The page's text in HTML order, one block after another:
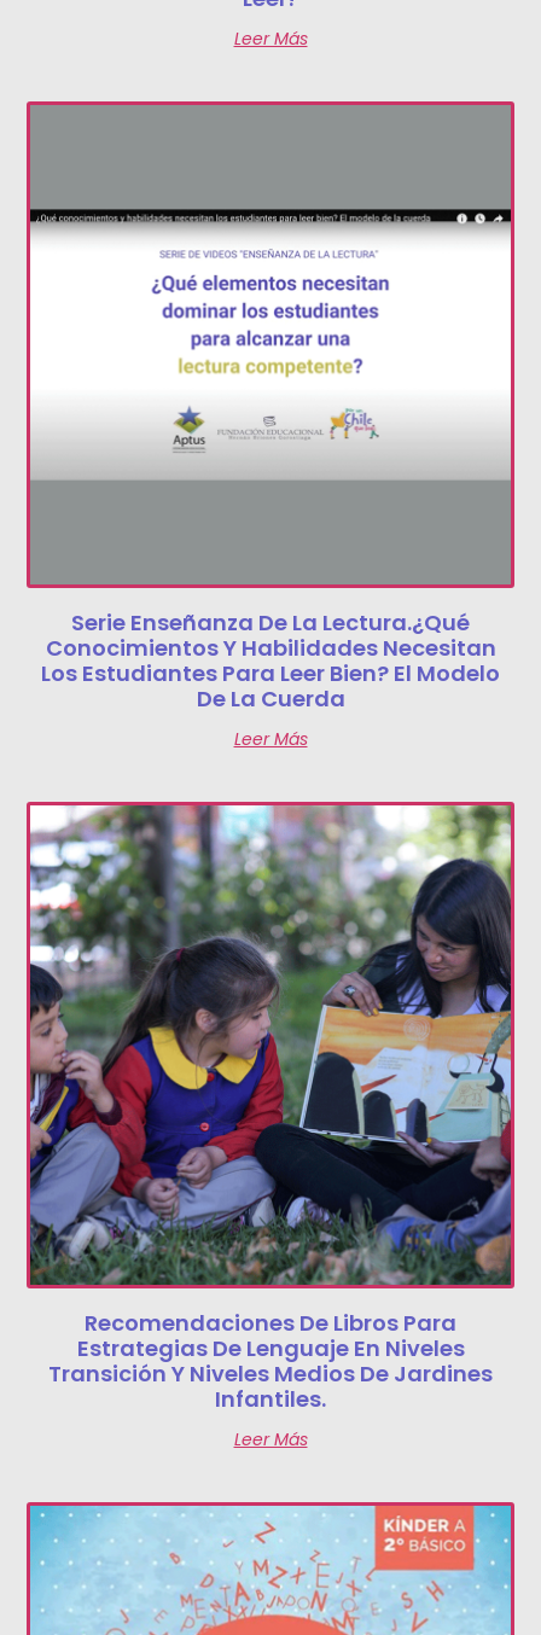
Leer Más
Serie Enseñanza De La Lectura.¿Qué
Conocimientos Y Habilidades Necesitan
Los Estudiantes Para Leer Bien? El Modelo
De La Cuerda
Leer Más
Recomendaciones De Libros Para
Estrategias De Lenguaje En Niveles
Transición Y Niveles Medios De Jardines
Infantiles.
Leer Más